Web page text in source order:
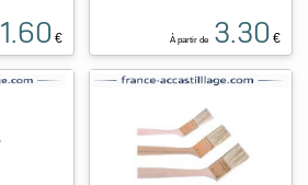
1.60 € À partir de 3.30 €